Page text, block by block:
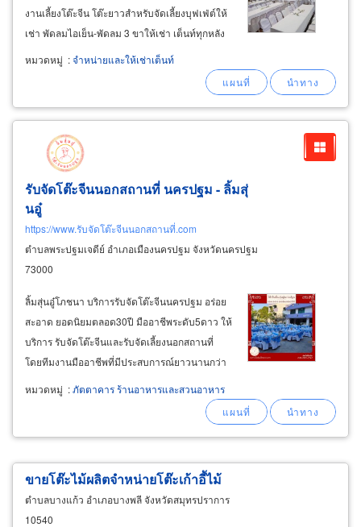
งานเลี้ยงโต๊ะจีน โต๊ะยาวสำหรับจัดเลี้ยงบุฟเฟ่ต์ให้
เช่า พัดลมไอเย็น-พัดลม 3 ขาให้เช่า เต็นท์ทุกหลัง
ผ่านการพ่นน้ำยาฆ่าเชื้อโรค ทุกครั้งที่ใช้งาน มั่นใน
ในเรื่องความสะอาดปลอดภัยแน่นอน เช่าเต็นท์พิธี
หมวดหมู่ :จำหน่ายและให้เช่าเต็นท์
รับจัดโต๊ะจีนนอกสถานที่ นครปฐม - ลิ้มสุ่
นอู๋
https://www.รับจัดโต๊ะจีนนอกสถานที่.com
ตำบลพระปฐมเจดีย์ อำเภอเมืองนครปฐม จังหวัดนครปฐม
73000
ลิ้มสุ่นอู๋โภชนา บริการรับจัดโต๊ะจีนนครปฐม อร่อย
สะอาด ยอดนิยมตลอด30ปี มืออาชีพระดับ5ดาว ให้
บริการ รับจัดโต๊ะจีนและรับจัดเลี้ยงนอกสถานที่
โดยทีมงานมืออาชีพที่มีประสบการณ์ยาวนานกว่า
สามพราน ราชบุรี และสุพรรณบุรี รองรับทั้งงานเล็ก
หมวดหมู่ :ภัตตาคาร ร้านอาหารและสวนอาหาร
ขายโต๊ะไม้ผลิตจำหน่ายโต๊ะเก้าอี้ไม้
ตำบลบางแก้ว อำเภอบางพลี จังหวัดสมุทรปราการ
10540